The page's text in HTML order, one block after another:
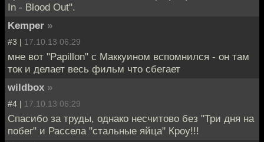
In - Blood Out".
Kemper »
#3 | 17.10.13 06:29
мне вот "Papillon" с Маккуином вспомнился - он там
ток и делает весь фильм что сбегает
wildbox »
#4 | 17.10.13 06:29
Спасибо за труды, однако несчитово без "Три дня на
побег" и Рассела "стальные яйца" Кроу!!!